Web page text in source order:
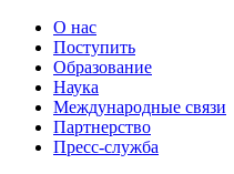
О нас
Поступить
Образование
Наука
Международные связи
Партнерство
Пресс-служба